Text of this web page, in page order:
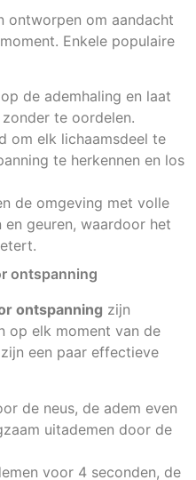
ontworpen om aandacht
Enkele populaire
de ademhaling en laat
te oordelen.
om elk lichaamsdeel te
te herkennen en los
de omgeving met volle
geuren, waardoor het
ontspanning
ontspanning zijn
op elk moment van de
een paar effectieve
de neus, de adem even
uitademen door de
voor 4 seconden, de